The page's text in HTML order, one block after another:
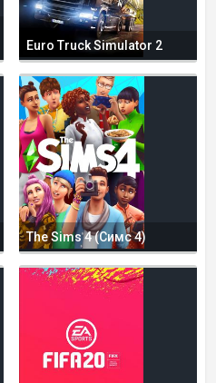
Euro Truck Simulator 2
The Sims 4 (Симс 4)